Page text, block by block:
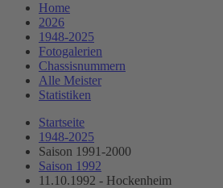
Home
2026
1948-2025
Fotogalerien
Chassisnummern
Alle Meister
Statistiken
Startseite
1948-2025
Saison 1991-2000
Saison 1992
11.10.1992 - Hockenheim